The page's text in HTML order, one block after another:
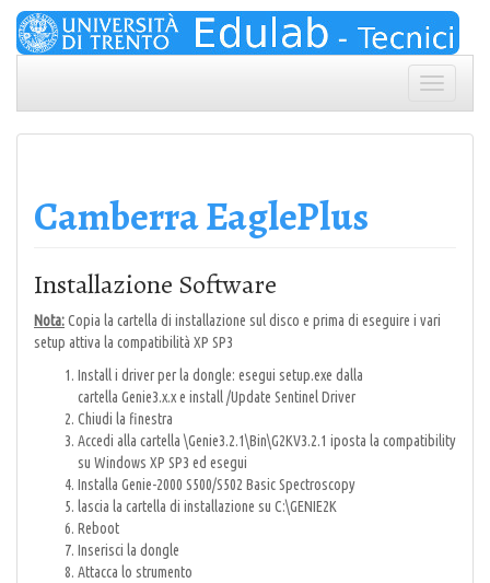
Skip
content
Toggle
Camberra EaglePlus
Installazione Software
Nota:Copia la cartella di installazione sul disco e prima di eseguire i vari
setup attiva la compatibilità XP SP3
Install i driver per la dongle: esegui setup.exe dalla
cartella Genie3.x.x e install /Update Sentinel Driver
Chiudi la finestra
Accedi alla cartella \Genie3.2.1\Bin\G2KV3.2.1 iposta la compatibility
su Windows XP SP3 ed esegui
Installa Genie-2000 S500/S502 Basic Spectroscopy
lascia la cartella di installazione su C:\GENIE2K
Reboot
Inserisci la dongle
Attacca lo strumento